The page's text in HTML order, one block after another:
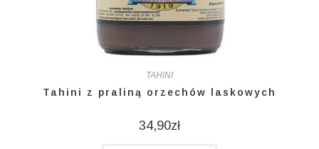
TAHINI
Tahini z praliną orzechów laskowych
34,90zł